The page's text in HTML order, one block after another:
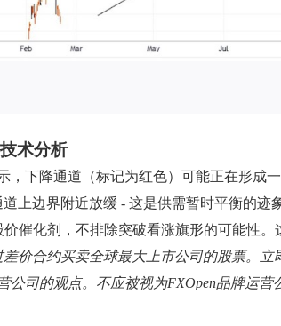
术分析
，下降通道（标记为红色）可能正在形成
上边界附近放缓 - 这是供需暂时平衡的迹
催化剂，不排除突破看涨旗形的可能性
差价合约买卖全球最大上市公司的股票。立
公司的观点。不应被视为FXOpen品牌运